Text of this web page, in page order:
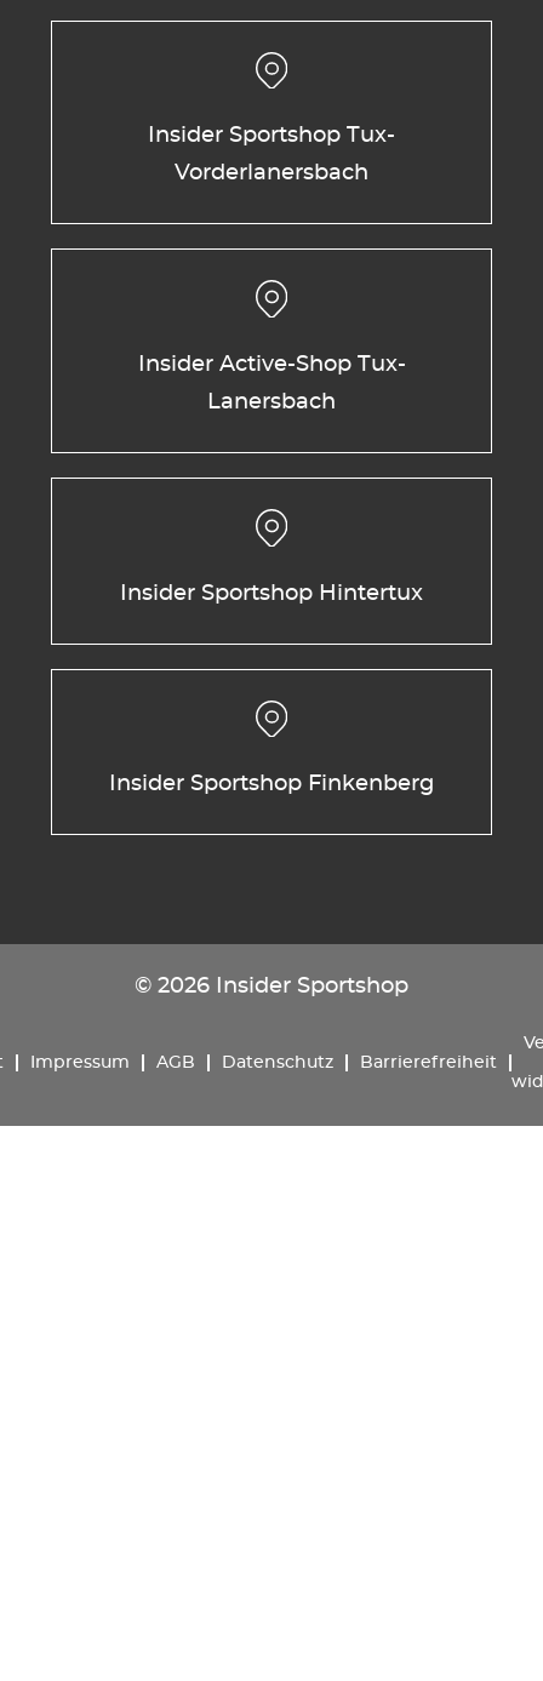
Insider Sportshop Tux-
Vorderlanersbach
Insider Active-Shop Tux-
Lanersbach
Insider Sportshop Hintertux
Insider Sportshop Finkenberg
© 2026 Insider Sportshop
Impressum AGB Datenschutz Barrierefreiheit